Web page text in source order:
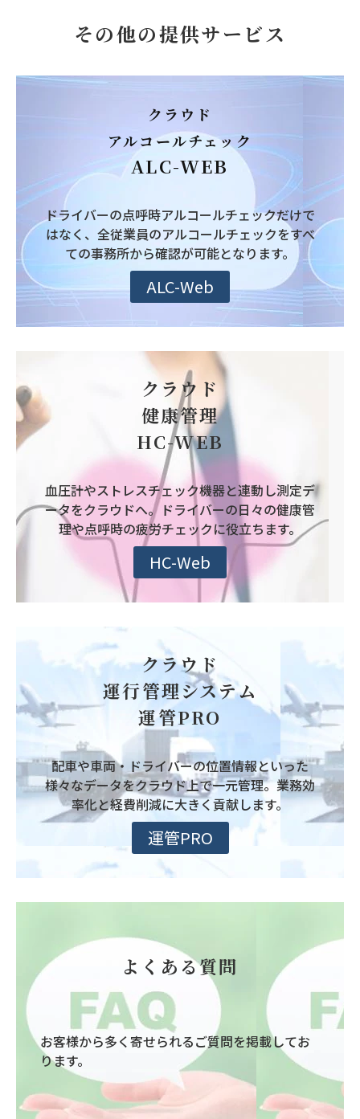
その他の提供サービス
クラウド
アルコールチェック
ALC-WEB
ドライバーの点呼時アルコールチェックだけで
はなく、全従業員のアルコールチェックをすべ
ての事務所から確認が可能となります。
ALC-Web
クラウド
健康管理
HC-WEB
血圧計やストレスチェック機器と連動し測定デ
ータをクラウドへ。ドライバーの日々の健康管
理や点呼時の疲労チェックに役立ちます。
HC-Web
クラウド
運行管理システム
運管PRO
配車や車両・ドライバーの位置情報といった
様々なデータをクラウド上で一元管理。業務効
率化と経費削減に大きく貢献します。
運管PRO
よくある質問
お客様から多く寄せられるご質問を掲載してお
ります。